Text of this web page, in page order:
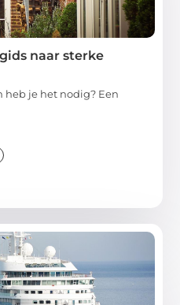
naar sterke
heb je het nodig? Een